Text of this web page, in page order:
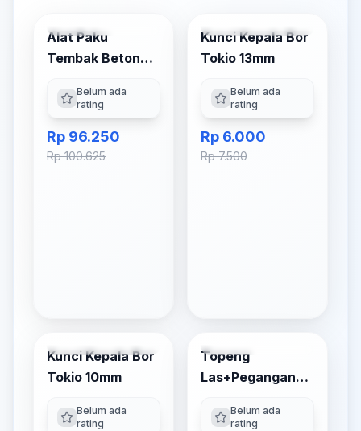
-4% OFF
Alat Paku
Tembak Beton
Belum ada
rating
Rp 96.250
Rp 100.625
-20% OFF
Kunci Kepala Bor
Tokio 13mm
Belum ada
rating
Rp 6.000
Rp 7.500
-5% OFF
Kunci Kepala Bor
Tokio 10mm
Belum ada
rating
-3% OFF
Topeng
Las+Pegangan
Belum ada
rating